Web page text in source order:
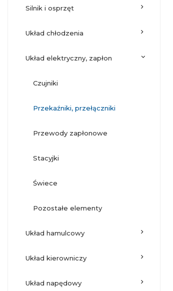
silnik i osprzęt
układ chłodzenia
układ elektryczny, zapłon
czujniki
przekaźniki, przełączniki
przewody zapłonowe
stacyjki
świece
pozostałe elementy
układ hamulcowy
układ kierowniczy
układ napędowy